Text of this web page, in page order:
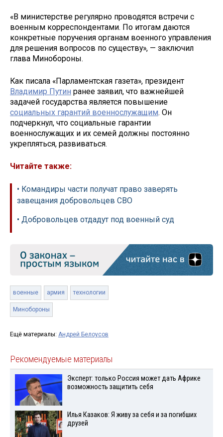
«В министерстве регулярно проводятся встречи с
военным корреспондентами. По итогам даются
конкретные поручения органам военного управления
для решения вопросов по существу», — заключил
глава Минобороны.
Как писала «Парламентская газета», президент
Владимир Путин ранее заявил, что важнейшей
задачей государства является повышение
социальных гарантий военнослужащим. Он
подчеркнул, что социальные гарантии
военнослужащих и их семей должны постоянно
укрепляться, развиваться.
Читайте также:
• Командиры части получат право заверять
завещания добровольцев СВО
• Добровольцев отдадут под военный суд
военные армия технологии
Минобороны
Ещё материалы: Андрей Белоусов
Рекомендуемые материалы
Эксперт: только Россия может дать Африке
возможность защитить себя
Илья Казаков: Я живу за себя и за погибших
друзей